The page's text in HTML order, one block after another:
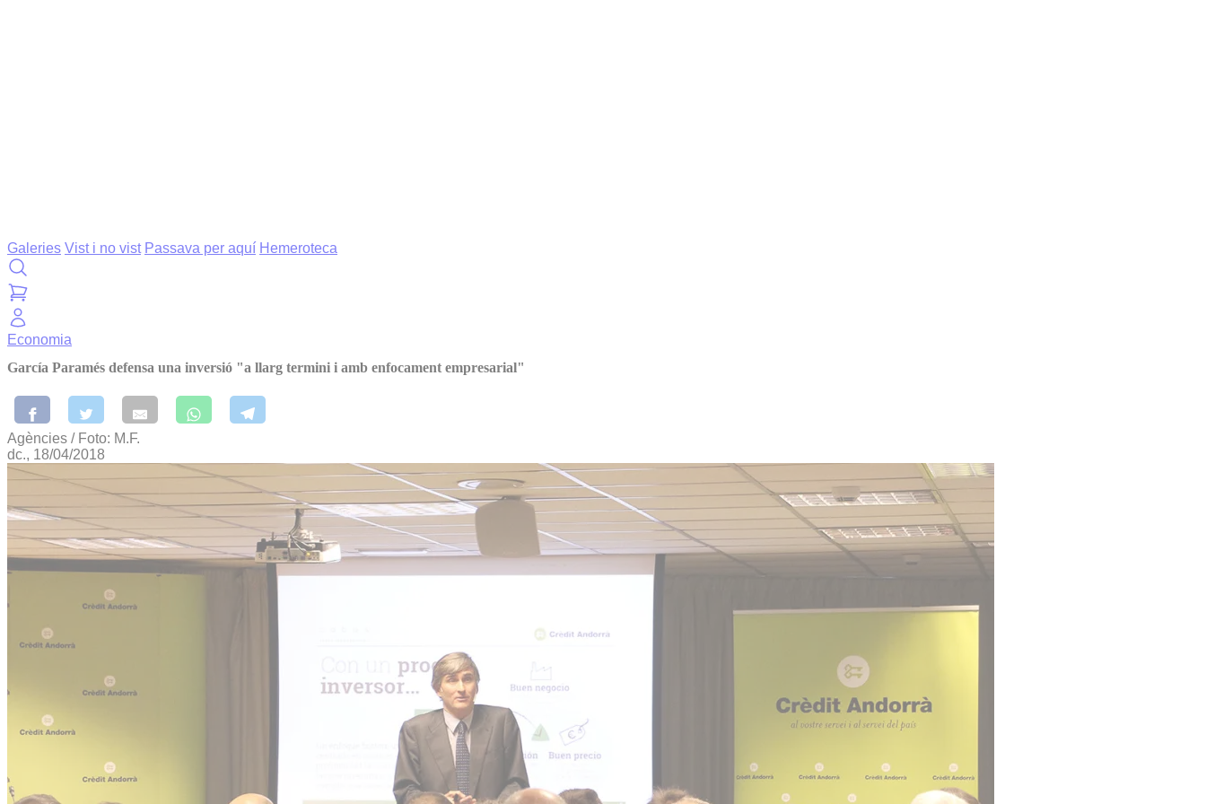
Galeries Vist i no vist Passava per aquí Hemeroteca
Economia
García Paramés defensa una inversió "a llarg termini i amb enfocament empresarial"
Agències / Foto: M.F.
dc., 18/04/2018